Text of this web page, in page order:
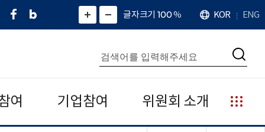
페
네
그
)
화
면
면
소
확
대
치
글자크기 100%
언
어
KOR ENG
통
합
검
색
검
여 기업참여 위원회 소개
누
리